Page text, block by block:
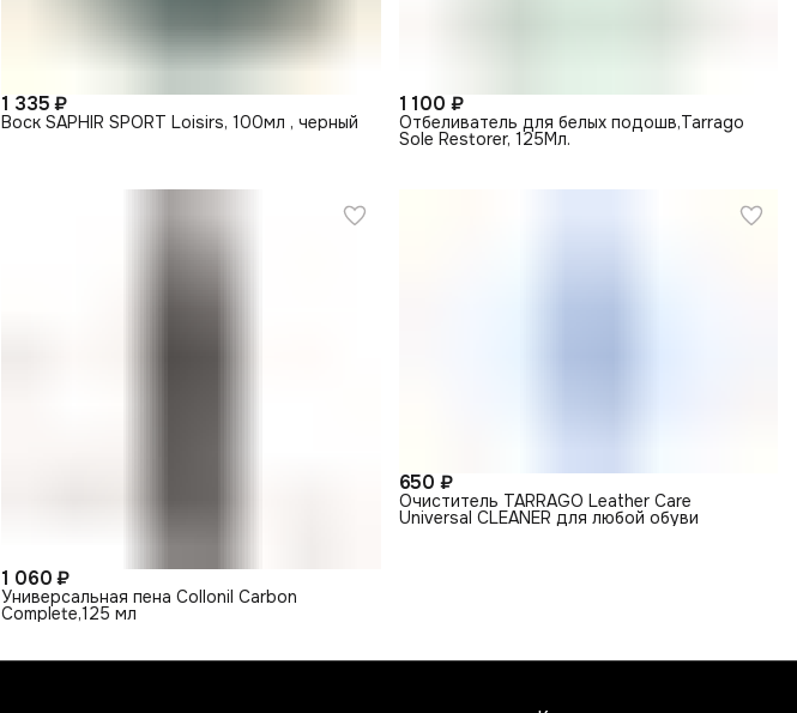
1 335 ₽
Воск SAPHIR SPORT Loisirs, 100мл , черный
1 100 ₽
Отбеливатель для белых подошв,Tarrago
Sole Restorer, 125Мл.
1 060 ₽
Универсальная пена Collonil Carbon
Complete,125 мл
650 ₽
Очиститель TARRAGO Leather Care
Universal CLEANER для любой обуви